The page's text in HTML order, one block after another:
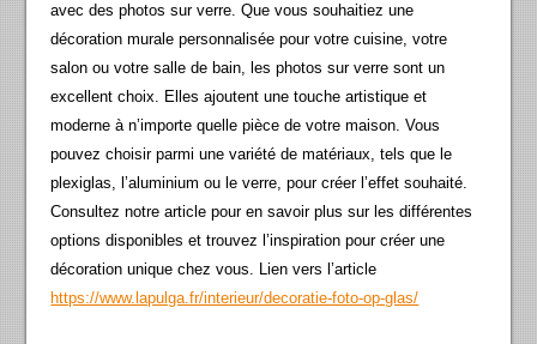
avec des photos sur verre. Que vous souhaitiez une
décoration murale personnalisée pour votre cuisine, votre
salon ou votre salle de bain, les photos sur verre sont un
excellent choix. Elles ajoutent une touche artistique et
moderne à n’importe quelle pièce de votre maison. Vous
pouvez choisir parmi une variété de matériaux, tels que le
plexiglas, l’aluminium ou le verre, pour créer l’effet souhaité.
Consultez notre article pour en savoir plus sur les différentes
options disponibles et trouvez l’inspiration pour créer une
décoration unique chez vous. Lien vers l’article
https://www.lapulga.fr/interieur/decoratie-foto-op-glas/